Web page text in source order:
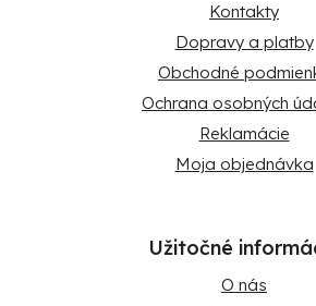
Kontakty
Dopravy a platby
Obchodné
Ochrana osobných
Reklamácie
Moja objednávka
Užitočné
O nás